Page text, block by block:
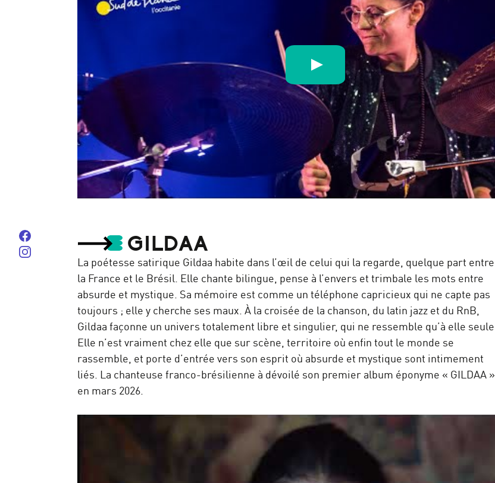
GILDAA
La poétesse satirique Gildaa habite dans l’œil de celui qui la regarde, quelque part entre
la France et le Brésil. Elle chante bilingue, pense à l’envers et trimbale les mots entre
absurde et mystique. Sa mémoire est comme un téléphone capricieux qui ne capte pas
toujours ; elle y cherche ses maux. À la croisée de la chanson, du latin jazz et du RnB,
Gildaa façonne un univers totalement libre et singulier, qui ne ressemble qu’à elle seule.
Elle n’est vraiment chez elle que sur scène, territoire où enfin tout le monde se
rassemble, et porte d’entrée vers son esprit où absurde et mystique sont intimement
liés. La chanteuse franco-brésilienne à dévoilé son premier album éponyme « GILDAA »
en mars 2026.
Suivez-nous sur Facebook
Suivez-nous sur instagram